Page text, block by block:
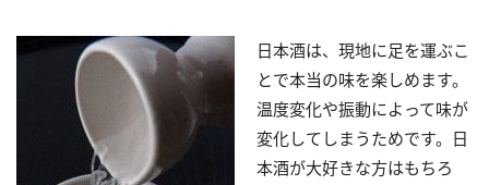
日本酒は、現地に足を運ぶこ
とで本当の味を楽しめます。
温度変化や振動によって味が
変化してしまうためです。日
本酒が大好きな方はもちろ